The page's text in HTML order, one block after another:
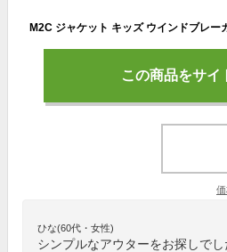
この商品をサイ
ひな(60代・女性)
シンプルなアウターをお探しで